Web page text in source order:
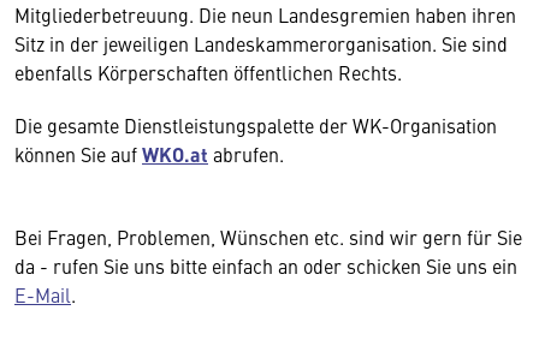
Mitgliederbetreuung. Die neun Landesgremien haben ihren
Sitz in der jeweiligen Landeskammerorganisation. Sie sind
ebenfalls Körperschaften öffentlichen Rechts.
Die gesamte Dienstleistungspalette der WK-Organisation
können Sie aufWKO.at abrufen.
Bei Fragen, Problemen, Wünschen etc. sind wir gern für Sie
da - rufen Sie uns bitte einfach an oder schicken Sie uns ein
E-Mail.